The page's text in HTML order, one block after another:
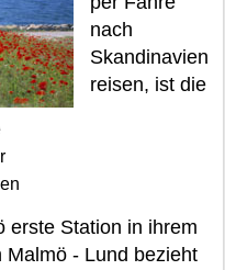
nach
Skandinavien
reisen, ist die
erste Station in ihrem
Malmö - Lund bezieht